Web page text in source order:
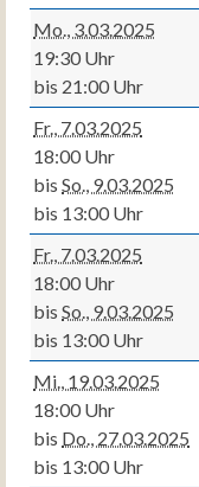
Mo., 3.03.2025
19:30 Uhr
bis 21:00 Uhr
Fr., 7.03.2025
18:00 Uhr
bis So., 9.03.2025
bis 13:00 Uhr
Fr., 7.03.2025
18:00 Uhr
bis So., 9.03.2025
bis 13:00 Uhr
Mi., 19.03.2025
18:00 Uhr
bis Do., 27.03.2025
bis 13:00 Uhr